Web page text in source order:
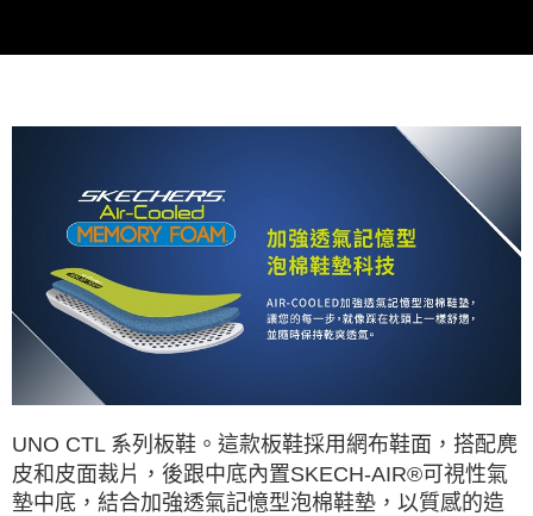
UNO CTL 系列板鞋。這款板鞋採用網布鞋面，搭配麂
皮和皮面裁片，後跟中底內置SKECH-AIR®可視性氣
墊中底，結合加強透氣記憶型泡棉鞋墊，以質感的造